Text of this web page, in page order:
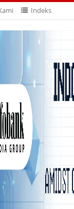
Indeks